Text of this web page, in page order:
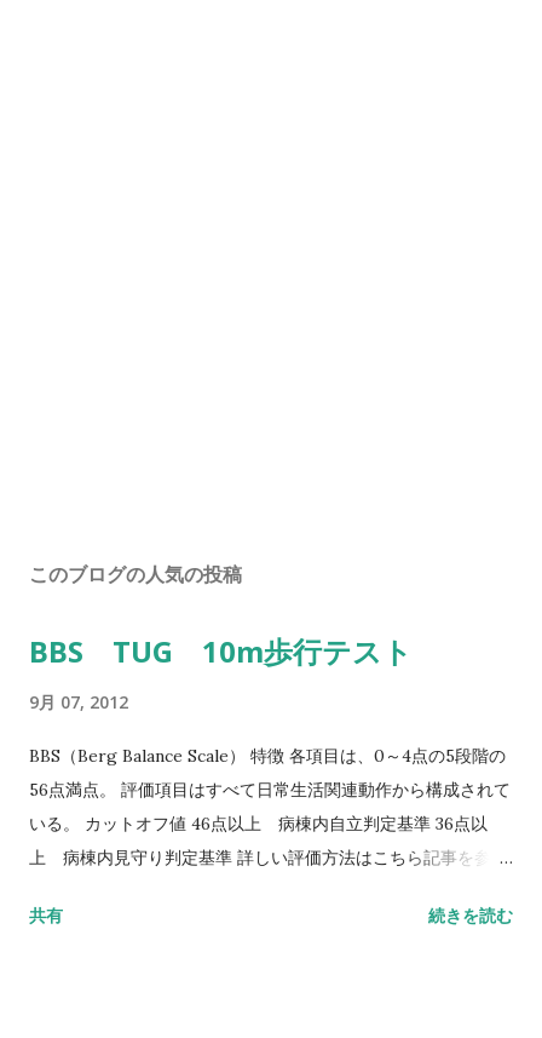
このブログの人気の投稿
BBS TUG 10m歩行テスト
9月 07, 2012
BBS（Berg Balance Scale） 特徴 各項目は、0～4点の5段階の
56点満点。 評価項目はすべて日常生活関連動作から構成されて
いる。 カットオフ値 46点以上 病棟内自立判定基準 36点以
上 病棟内見守り判定基準 詳しい評価方法はこちら記事を参照
TUG（Timed Up to Go）テスト 方法 肘掛つきの椅子から立
共有 続きを読む